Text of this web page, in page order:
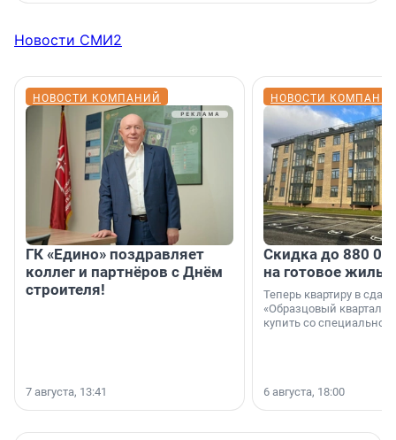
Новости СМИ2
НОВОСТИ КОМПАНИЙ
ГК «Едино» поздравляет
коллег и партнёров с Днём
строителя!
7 августа, 13:41
НОВОСТИ
Скидка до 880
на готовое
Теперь квартиру в
«Образцовый квартал
купить со специальной
6 августа, 18:00